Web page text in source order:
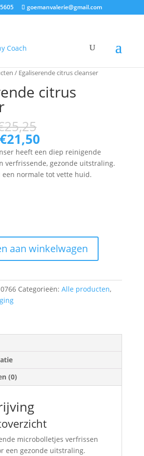
goemanvalerie@gmail.com
/ Egaliserende citrus cleanser
citrus
25,25
€21,50
heeft een diep reinigende
verfrissende, gezonde uitstraling.
normale tot vette huid.
aan winkelwagen
0766 Categorieën: Alle producten,
(0)
microbolletjes verfrissen
een gezonde uitstraling.